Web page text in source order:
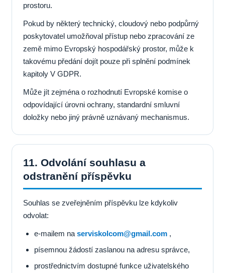
prostoru.
Pokud by některý technický, cloudový nebo podpůrný
poskytovatel umožňoval přístup nebo zpracování ze
země mimo Evropský hospodářský prostor, může k
takovému předání dojít pouze při splnění podmínek
kapitoly V GDPR.
Může jít zejména o rozhodnutí Evropské komise o
odpovídající úrovni ochrany, standardní smluvní
doložky nebo jiný právně uznávaný mechanismus.
11. Odvolání souhlasu a
odstranění příspěvku
Souhlas se zveřejněním příspěvku lze kdykoliv
odvolat:
e-mailem na serviskolcom@gmail.com ,
písemnou žádostí zaslanou na adresu správce,
prostřednictvím dostupné funkce uživatelského